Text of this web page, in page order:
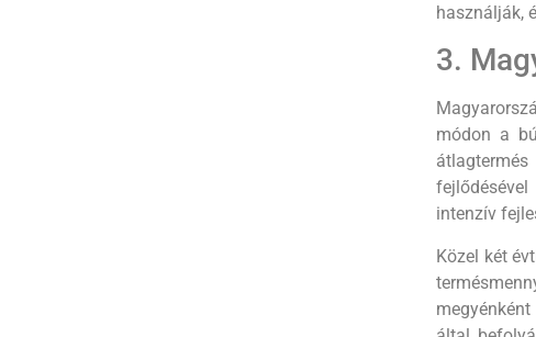
használják,
3.
módon a
intenzív
Közel két